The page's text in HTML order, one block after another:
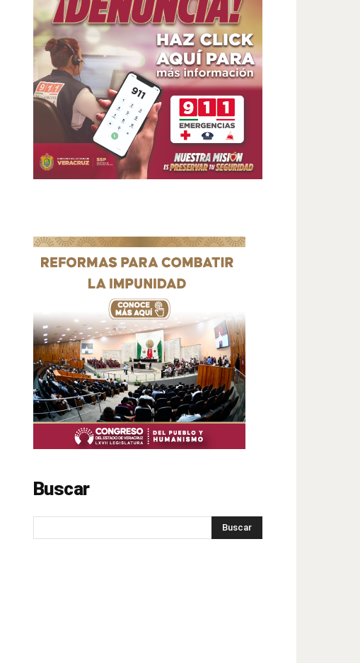
Buscar